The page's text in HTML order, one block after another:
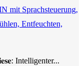
mit Sprachsteuerung,
Entfeuchten,
Intelligenter...